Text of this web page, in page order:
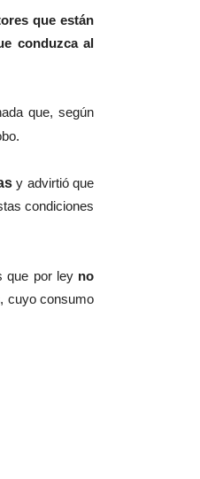
que están
conduzca al
que, según
y advirtió que
condiciones
que por leyno
, cuyo consumo